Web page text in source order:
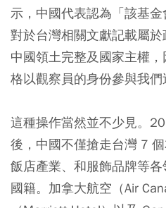
示，中國代表認為「該基
對於台灣相關文獻記載屬
中國領土完整及國家主權
格以觀察員的身份參與我們
這種操作當然並不少見。
後，中國不僅搶走台灣 7 個
飯店產業、和服飾品牌等
國籍。加拿大航空（Air